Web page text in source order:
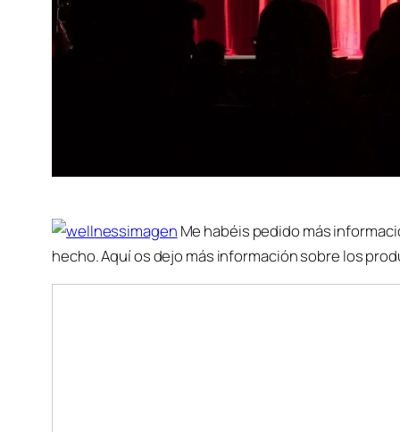
Me habéis pedido más
hecho. Aquí os dejo más información sobre los